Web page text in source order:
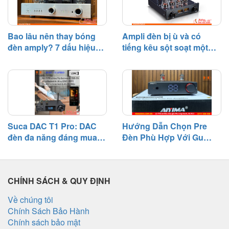
Bao lâu nên thay bóng
đèn amply? 7 dấu hiệu
Ampli đèn bị ù và có
tiếng kêu sột soạt một
cách khắc phục
Suca DAC T1 Pro: DAC
đèn đa năng đáng mua
Hướng Dẫn Chọn Pre
Đèn Phù Hợp Với Gu
CHÍNH SÁCH & QUY ĐỊNH
Về chúng tôi
Chính Sách Bảo Hành
Chính sách bảo mật